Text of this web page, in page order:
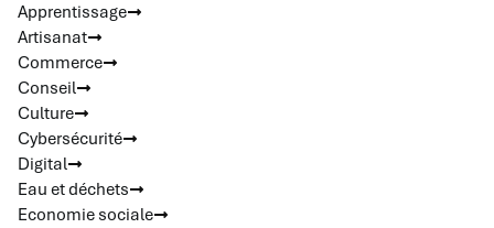
Apprentissage
Artisanat
Commerce
Conseil
Culture
Cybersécurité
Digital
Eau et déchets
Economie sociale